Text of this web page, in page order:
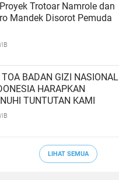
Trotoar Namrole dan
Mandek Disorot Pemuda
BADAN GIZI NASIONAL
HARAPKAN
TUNTUTAN KAMI
LIHAT SEMUA